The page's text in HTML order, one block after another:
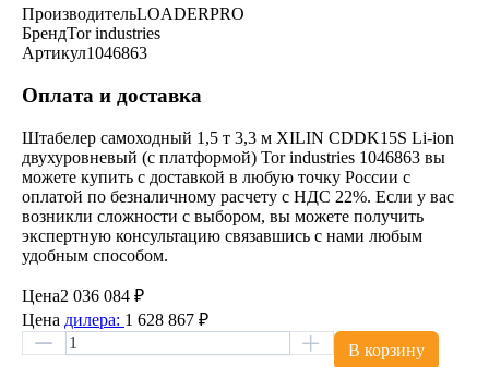
ПроизводительLOADERPRO
БрендTor industries
Артикул1046863
Оплата и доставка
Штабелер самоходный 1,5 т 3,3 м XILIN CDDK15S Li-ion
двухуровневый (с платформой) Tor industries 1046863 вы
можете купить с доставкой в любую точку России с
оплатой по безналичному расчету с НДС 22%. Если у вас
возникли сложности с выбором, вы можете получить
экспертную консультацию связавшись с нами любым
удобным способом.
Цена2 036 084 ₽
Цена дилера: 1 628 867 ₽
В корзину